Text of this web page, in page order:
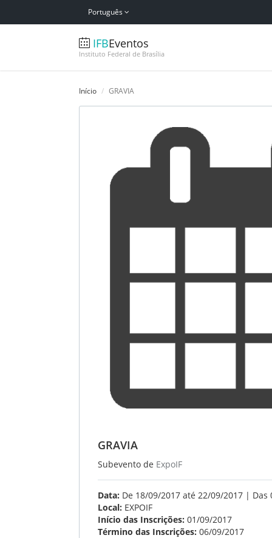
Português
IFBEventos
Instituto Federal de Brasília
Início GRAVIA
GRAVIA
Subevento de ExpoIF
Data: De 18/09/2017 até 22/09/2017 | Das
Local: EXPOIF
Início das Inscrições: 01/09/2017
Término das Inscrições: 06/09/2017